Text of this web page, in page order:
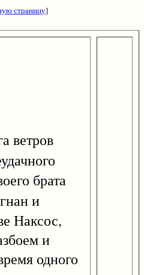
страницу]
брата
и
Наксос,
и
одного